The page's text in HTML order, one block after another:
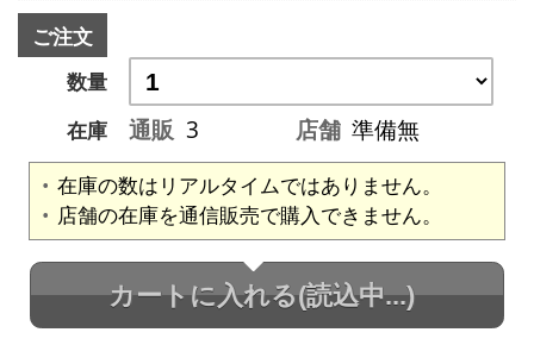
ご注文
数量
在庫
通販 3 店舗 準備無
在庫の数はリアルタイムではありません。
店舗の在庫を通信販売で購入できません。
カートに入れる(読込中...)